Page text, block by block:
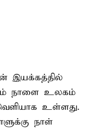
இயக்கத்தில்
நாளை உலகம்
உள்ளது.
நாள்